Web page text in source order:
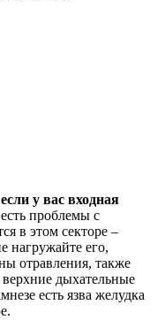
у вас входная
проблемы с
в этом секторе –
нагружайте его,
отравления, также
верхние дыхательные
есть язва желудка